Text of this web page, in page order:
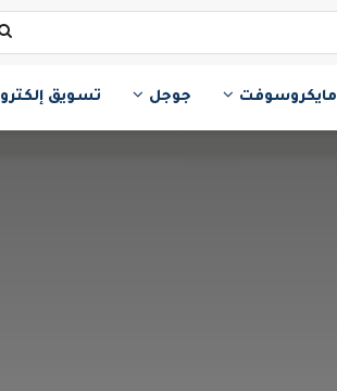
مايكروسوفت جوجل تسويق